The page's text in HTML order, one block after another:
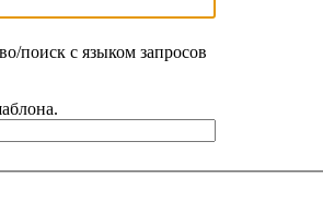
поиск с языком запросов